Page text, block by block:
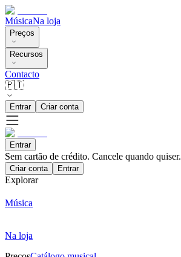
MúsicaNa loja
Preços
Recursos
Contacto
🇵🇹
Entrar Criar conta
Entrar
Sem cartão de crédito. Cancele quando quiser.
Criar conta Entrar
Explorar
Música
Na loja